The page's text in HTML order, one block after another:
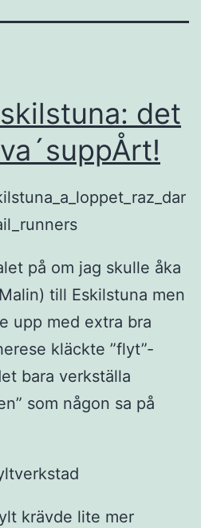
det
på om jag skulle åka
till Eskilstuna men
upp med extra bra
kläckte ”flyt”-
bara verkställa
som någon sa på
krävde lite mer